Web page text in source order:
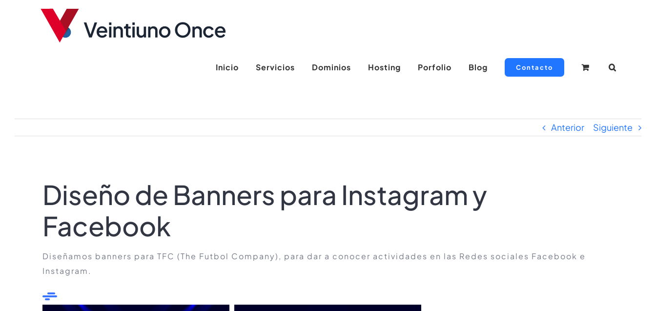
Inicio Servicios Dominios Hosting Porfolio Blog Contacto
Anterior Siguiente
Diseño de Banners para Instagram y
Facebook
Diseñamos banners para TFC (The Futbol Company), para dar a conocer actividades en las Redes sociales Facebook e
Instagram.